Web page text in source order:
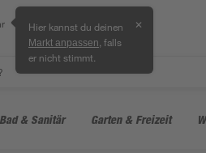
Hier kannst du deinen
Markt anpassen , falls
er nicht stimmt.
✕
Bad & Sanitär Garten & Freizeit